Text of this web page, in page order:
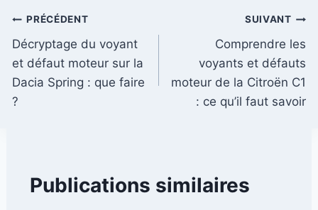
Navigation
de
l’article
PRÉCÉDENT
Décryptage du voyant
et défaut moteur sur la
Dacia Spring : que faire
?
SUIVANT
Comprendre les
voyants et défauts
moteur de la Citroën C1
: ce qu’il faut savoir
Publications similaires